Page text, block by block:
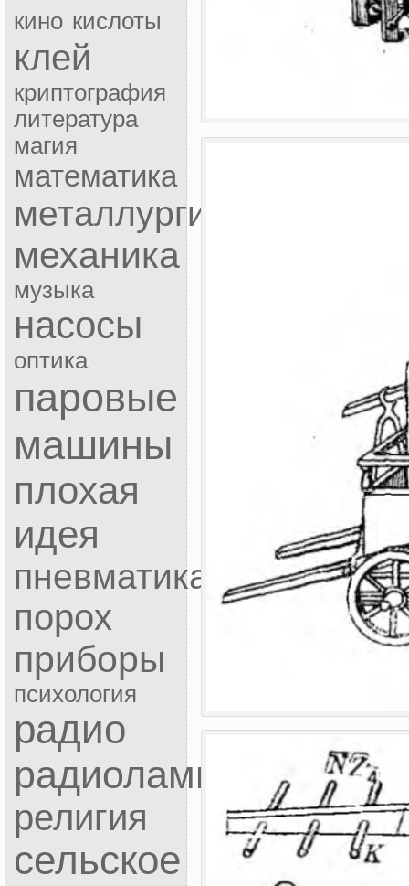
кино кислоты
клей
криптография
литература
магия
математика
металлургия
механика
музыка
насосы
оптика
паровые
машины
плохая
идея
пневматика
порох
приборы
психология
радио
радиолампы
религия
сельское